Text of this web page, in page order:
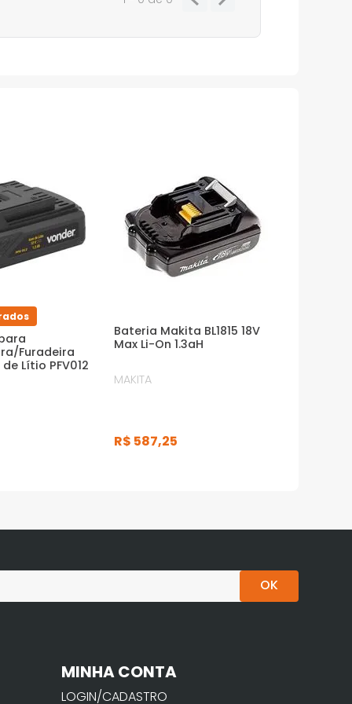
Furadeira
Lítio PFV012
Bateria Makita BL1815 18V
Max Li-On 1.3aH
MAKITA
R$ 587,25
OK
MINHA CONTA
LOGIN/CADASTRO